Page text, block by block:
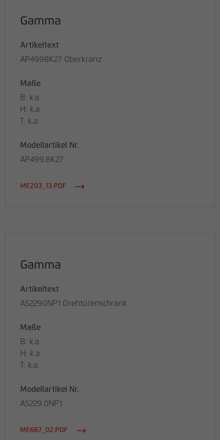
Gamma
Artikeltext
AP4998K27 Oberkranz
Maße
B: k.a.
H: k.a.
T: k.a.
Modellartikel Nr.
AP499.8K27
ME203_13.PDF
Gamma
Artikeltext
A52290NP1 Drehtürenschrank
Maße
B: k.a.
H: k.a.
T: k.a.
Modellartikel Nr.
A5229.0NP1
ME687_02.PDF